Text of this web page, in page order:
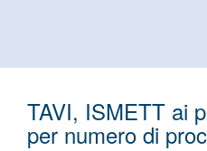
TAVI, ISMETT ai
per numero di